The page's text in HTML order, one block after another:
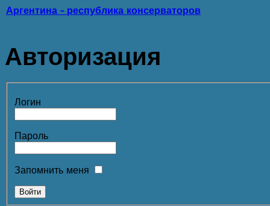
Аргентина - республика консерваторов
Авторизация
Логин
Пароль
Запомнить меня